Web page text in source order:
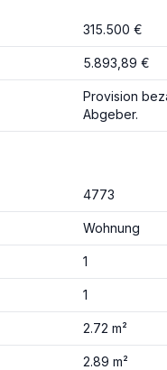
315.500 €
5.893,89 €
Provision
Abgeber.
4773
Wohnung
1
1
2.72 m²
2.89 m²